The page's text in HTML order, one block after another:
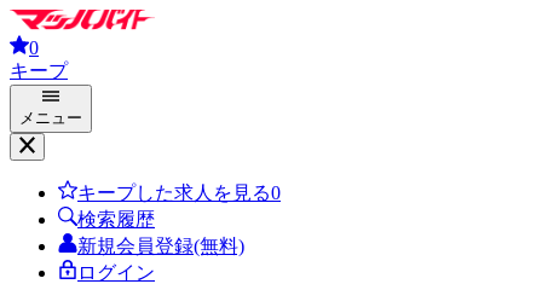
0
キープ
メニュー
キープした求人を見る0
検索履歴
新規会員登録(無料)
ログイン